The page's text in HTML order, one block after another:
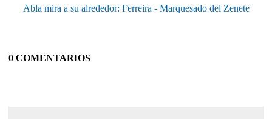
Abla mira a su alrededor: Ferreira - Marquesado del Zenete
0 COMENTARIOS